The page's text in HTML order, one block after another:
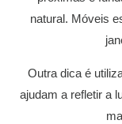
natural. Móveis
Outra dica é
ajudam a refletir a